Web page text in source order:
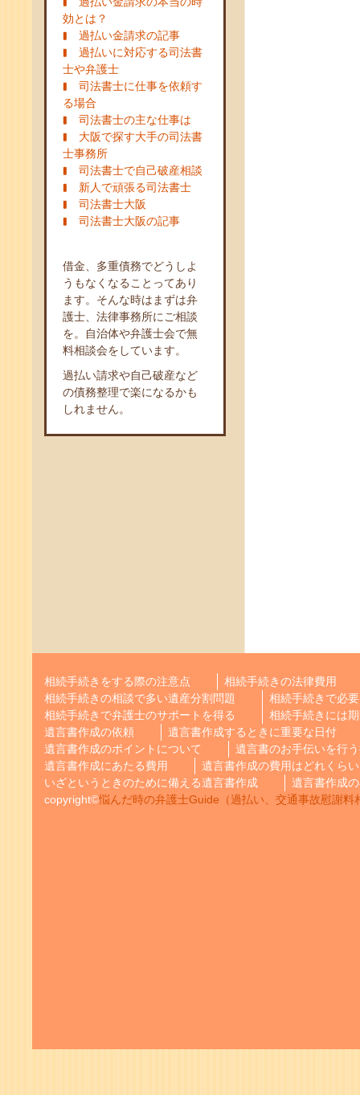
効とは？
過払い金請求の記事
過払いに対応する司法書
士や弁護士
司法書士に仕事を依頼す
る場合
司法書士の主な仕事は
大阪で探す大手の司法書
士事務所
司法書士で自己破産相談
新人で頑張る司法書士
司法書士大阪
司法書士大阪の記事
借金、多重債務でどうしよ
うもなくなることってあり
ます。そんな時はまずは弁
護士、法律事務所にご相談
を。自治体や弁護士会で無
料相談会をしています。
過払い請求や自己破産など
の債務整理で楽になるかも
しれません。
相続手続きをする際の注意点
相続手続きの法律費用
相続手続きの相談で多い遺産分割問題
相続手続きで必
相続手続きで弁護士のサポートを得る
相続手続きには
遺言書作成の依頼
遺言書作成するときに重要な日付
遺言書作成のポイントについて
遺言書のお手伝いを行
遺言書作成にあたる費用
遺言書作成の費用はどれくら
いざというときのために備える遺言書作成
遺言書作成
copyright©悩んだ時の弁護士Guide（過払い、交通事故慰謝料